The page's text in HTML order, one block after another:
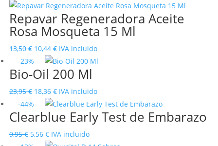
original
era:
36,95 €.
actual
es:
30,91 €.
Repavar Regeneradora Aceite
Rosa Mosqueta 15 Ml
13,50€ El
precio
original
13,50 €.
10,44 €El
precio
actual
IVA incluido
-23%
Bio-Oil 200 Ml
23,95€ El
precio
original
23,95 €.
18,36 €El
precio
actual
IVA incluido
-44%
Clearblue Early Test de Embarazo
9,95€ El
5,56 €ElIVA incluido